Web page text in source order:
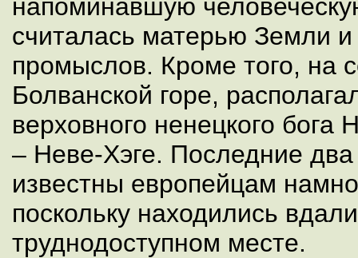
напоминавшую
считалась матерью Земли и
промыслов. Кроме того, на
Болванской горе,
верховного ненецкого
– Неве-Хэге. Последние
известны европейцам
поскольку находились
труднодоступном месте.